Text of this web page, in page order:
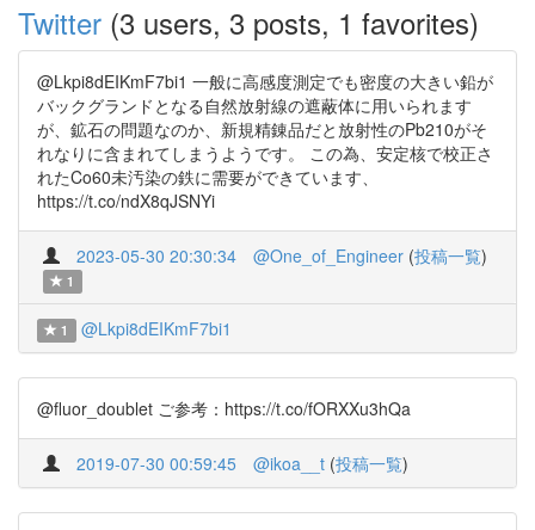
Twitter (3 users, 3 posts, 1 favorites)
@Lkpi8dEIKmF7bi1 一般に高感度測定でも密度の大きい鉛が
バックグランドとなる自然放射線の遮蔽体に用いられます
が、鉱石の問題なのか、新規精錬品だと放射性のPb210がそ
れなりに含まれてしまうようです。 この為、安定核で校正さ
れたCo60未汚染の鉄に需要ができています、
https://t.co/ndX8qJSNYi
2023-05-30 20:30:34 @One_of_Engineer (投稿一覧)
1
1 @Lkpi8dEIKmF7bi1
@fluor_doublet ご参考：https://t.co/fORXXu3hQa
2019-07-30 00:59:45 @ikoa__t (投稿一覧)